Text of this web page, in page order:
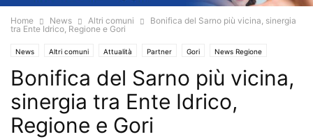
Home News Altri comuni
Bonifica del Sarno più vicina, sinergia
tra Ente Idrico, Regione e Gori
News Altri comuni Attualità Partner Gori News Regione
Politica Primo Piano
Bonifica del Sarno più vicina,
sinergia tra Ente Idrico,
Regione e Gori